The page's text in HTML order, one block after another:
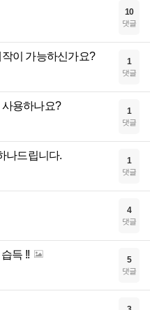
10
댓글
이 가능하신가요? 1
댓글
용하나요? 1
댓글
나드립니다. 1
댓글
4
댓글
득 !! 5
댓글